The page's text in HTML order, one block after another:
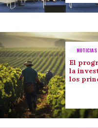
NOTICIAS
El
la
los